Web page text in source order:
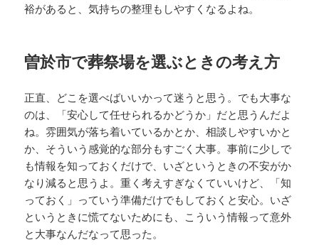
裕があると、気持ちの整理もしやすくなるよね。
曽於市で葬祭場を選ぶときの考え方
正直、どこを選べばいいかって迷うと思う。でも大事な
のは、「安心して任せられるかどうか」だと思うんだよ
ね。雰囲気が落ち着いているかとか、相談しやすいかと
か、そういう感覚的な部分もすごく大事。事前に少しで
も情報を知っておくだけで、いざというときの不安がか
なり減ると思うよ。重く考えすぎなくていいけど、「知
っておく」っていう準備だけでもしておくと安心。いざ
というときに慌てないためにも、こういう情報って意外
と大事なんだなって思った。